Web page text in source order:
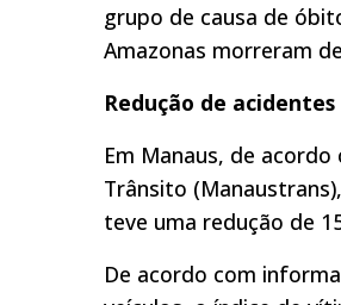
grupo de causa de
Amazonas morreram
Redução de
Em Manaus, de
Trânsito
teve uma redução de
De acordo com